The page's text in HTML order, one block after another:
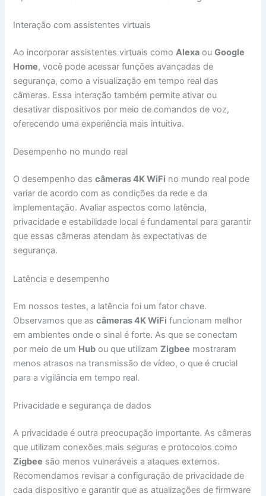
Interação com assistentes virtuais
Ao incorporar assistentes virtuais comoAlexa ouGoogle
Home, você pode acessar funções avançadas de
segurança, como a visualização em tempo real das
câmeras. Essa interação também permite ativar ou
desativar dispositivos por meio de comandos de voz,
oferecendo uma experiência mais intuitiva.
Desempenho no mundo real
O desempenho dascâmeras 4K WiFi no mundo real pode
variar de acordo com as condições da rede e da
implementação. Avaliar aspectos como latência,
privacidade e estabilidade local é fundamental para garantir
que essas câmeras atendam às expectativas de
segurança.
Latência e desempenho
Em nossos testes, a latência foi um fator chave.
Observamos que ascâmeras 4K WiFi funcionam melhor
em ambientes onde o sinal é forte. As que se conectam
por meio de um Hub ou que utilizamZigbee mostraram
menos atrasos na transmissão de vídeo, o que é crucial
para a vigilância em tempo real.
Privacidade e segurança de dados
A privacidade é outra preocupação importante. As câmeras
que utilizam conexões mais seguras e protocolos como
Zigbee são menos vulneráveis a ataques externos.
Recomendamos revisar a configuração de privacidade de
cada dispositivo e garantir que as atualizações de firmware